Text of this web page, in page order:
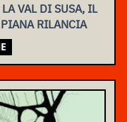
VAL DI SUSA, IL
RILANCIA